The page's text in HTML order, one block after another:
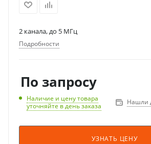
2 канала, до 5 МГц
Подробности
По запросу
Наличие и цену товара
уточняйте в день заказа
Нашли
УЗНАТЬ ЦЕНУ